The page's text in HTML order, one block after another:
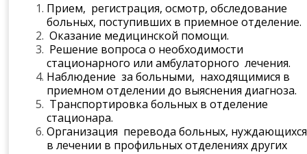
Прием, регистрация, осмотр, обследование
больных, поступивших в приемное отделение.
Оказание медицинской помощи.
Решение вопроса о необходимости
стационарного или амбулаторного лечения.
Наблюдение за больными, находящимися в
приемном отделении до выяснения диагноза.
Транспортировка больных в отделение
стационара.
Организация перевода больных, нуждающихся
в лечении в профильных отделениях других